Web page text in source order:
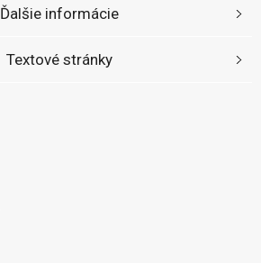
Ďalšie informácie
Textové stránky